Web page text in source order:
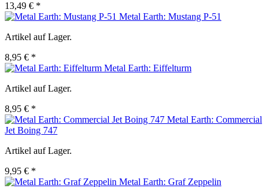
13,49 € *
Metal Earth: Mustang P-51
Artikel auf Lager.
8,95 € *
Metal Earth: Eiffelturm
Artikel auf Lager.
8,95 € *
Metal Earth: Commercial
Jet Boing 747
Artikel auf Lager.
9,95 € *
Metal Earth: Graf Zeppelin